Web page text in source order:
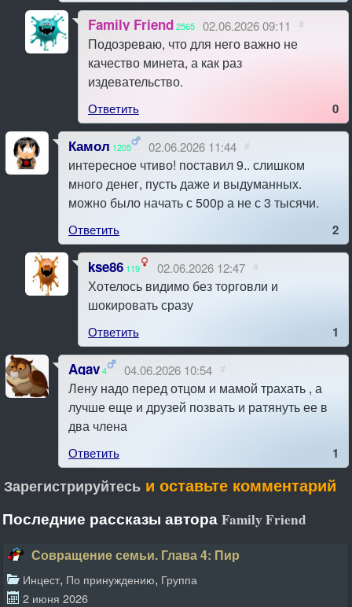
Family Friend2565 02.06.2026 09:11 #
Подозреваю, что для него важно не
качество минета, а как раз
издевательство.
Ответить 0
Камол 1205 02.06.2026 11:44 #
интересное чтиво! поставил 9.. слишком
много денег, пусть даже и выдуманных.
можно было начать с 500р а не с 3 тысячи.
Ответить 2
kse86 119 02.06.2026 12:47 #
Хотелось видимо без торговли и
шокировать сразу
Ответить 1
Agav4 04.06.2026 10:54 #
Лену надо перед отцом и мамой трахать , а
лучше еще и друзей позвать и ратянуть ее в
два члена
Ответить 1
Зарегистрируйтесь и оставьте комментарий
Последние рассказы автора Family Friend
Совращение семьи. Глава 4: Пир
Инцест, По принуждению, Группа
2 июня 2026